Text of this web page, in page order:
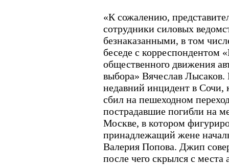
«К сожалению,
сотрудники силовых
безнаказанными, в том
беседе с корреспондентом
общественного движения
выбора» Вячеслав
недавний инцидент в Сочи,
сбил на пешеходном
пострадавшие погибли на
Москве, в котором
принадлежащий жене
Валерия Попова. Джип
после чего скрылся с